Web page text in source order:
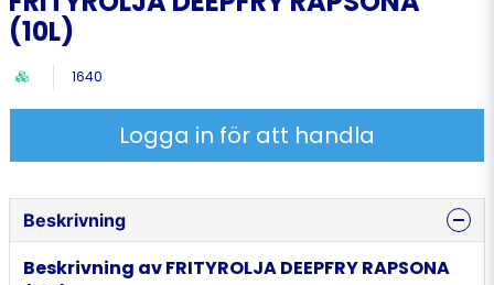
(10L)
1640
Logga in för att handla
Beskrivning
Beskrivning av FRITYROLJA DEEPFRY RAPSONA